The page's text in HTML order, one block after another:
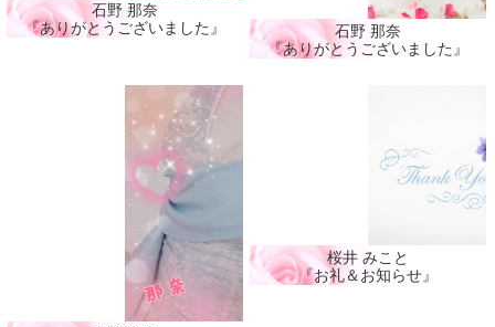
石野 那奈
『ありがとうございました』
石野 那奈
『ありがとうございました』
桜井 みこと
『お礼＆お知らせ』